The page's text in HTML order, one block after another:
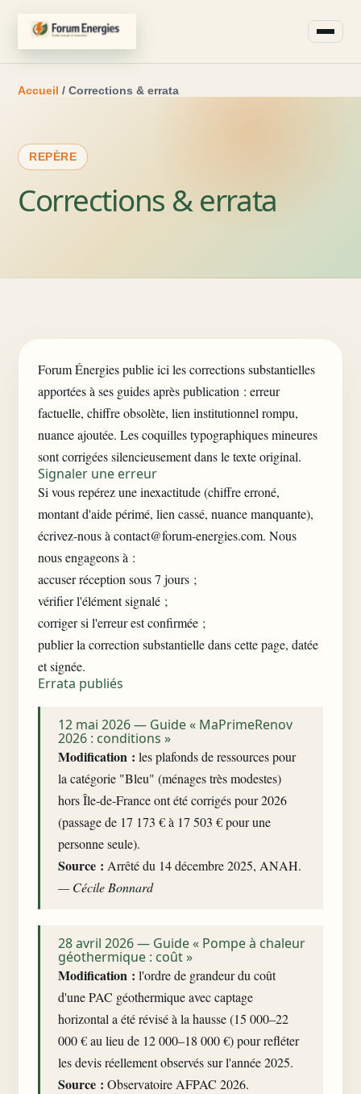
Accueil / Corrections & errata
REPÈRE
Corrections & errata
Forum Énergies publie ici les corrections substantielles
apportées à ses guides après publication : erreur
factuelle, chiffre obsolète, lien institutionnel rompu,
nuance ajoutée. Les coquilles typographiques mineures
sont corrigées silencieusement dans le texte original.
Signaler une erreur
Si vous repérez une inexactitude (chiffre erroné,
montant d'aide périmé, lien cassé, nuance manquante),
écrivez-nous à contact@forum-energies.com. Nous
nous engageons à :
accuser réception sous 7 jours ;
vérifier l'élément signalé ;
corriger si l'erreur est confirmée ;
publier la correction substantielle dans cette page, datée
et signée.
Errata publiés
12 mai 2026 — Guide « MaPrimeRenov
2026 : conditions »
Modification : les plafonds de ressources pour
la catégorie "Bleu" (ménages très modestes)
hors Île-de-France ont été corrigés pour 2026
(passage de 17 173 € à 17 503 € pour une
personne seule).
Source : Arrêté du 14 décembre 2025, ANAH.
— Cécile Bonnard
28 avril 2026 — Guide « Pompe à chaleur
géothermique : coût »
Modification : l'ordre de grandeur du coût
d'une PAC géothermique avec captage
horizontal a été révisé à la hausse (15 000–22
000 € au lieu de 12 000–18 000 €) pour refléter
les devis réellement observés sur l'année 2025.
Source : Observatoire AFPAC 2026.